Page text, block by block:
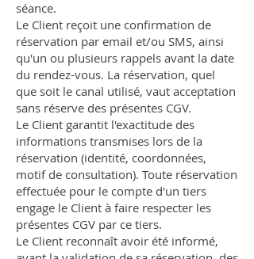
séance.
Le Client reçoit une confirmation de
réservation par email et/ou SMS, ainsi
qu'un ou plusieurs rappels avant la date
du rendez-vous. La réservation, quel
que soit le canal utilisé, vaut acceptation
sans réserve des présentes CGV.
Le Client garantit l'exactitude des
informations transmises lors de la
réservation (identité, coordonnées,
motif de consultation). Toute réservation
effectuée pour le compte d'un tiers
engage le Client à faire respecter les
présentes CGV par ce tiers.
Le Client reconnaît avoir été informé,